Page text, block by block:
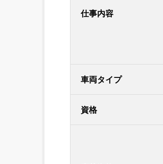
仕事内容
車両タイプ
資格